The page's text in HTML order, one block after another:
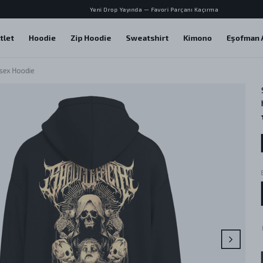
Yeni Drop Yayında — Favori Parçanı Kaçırma
Hoodie Zip Hoodie Sweatshirt Kimono Eşofman
Hoodie